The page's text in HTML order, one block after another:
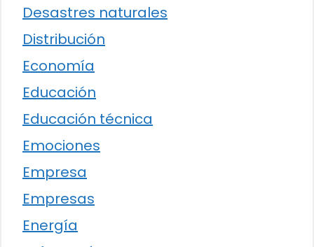
Desastres naturales
Distribución
Economía
Educación
Educación técnica
Emociones
Empresa
Empresas
Energía